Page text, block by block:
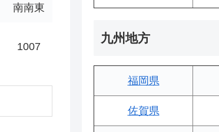
南南東
1007
九州地方
福岡県
佐賀県